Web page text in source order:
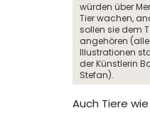
würden über
Tier wachen,
sollen sie dem
angehören (alle
Illustrationen
der Künstlerin
Stefan).
Auch Tiere